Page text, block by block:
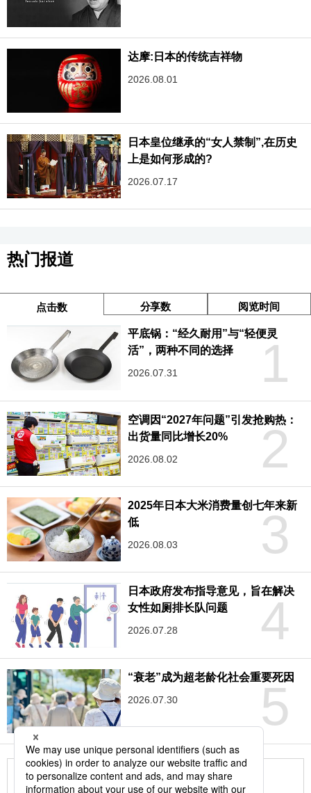
达摩:日本的传统吉祥物
2026.08.01
日本皇位继承的“女人禁制”,在历史
上是如何形成的?
2026.07.17
热门报道
点击数 分享数 阅览时间
1
平底锅：“经久耐用”与“轻便灵
活”，两种不同的选择
2026.07.31
2
空调因“2027年问题”引发抢购热：
出货量同比增长20%
2026.08.02
3
2025年日本大米消费量创七年来新
低
2026.08.03
4
日本政府发布指导意见，旨在解决
女性如厕排长队问题
2026.07.28
5
“衰老”成为超老龄化社会重要死因
2026.07.30
更多